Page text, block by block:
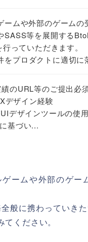
ムや外部のゲームの
SASS等を展開する
っていただきます。
をプロダクトに適切
のURL等のご提出必
デザイン経験
デザインツールの使
基づい...
ームや外部のゲー
般に携わっていき
ください。